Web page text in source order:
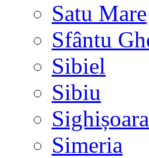
Satu Mare
Sfântu
Sibiel
Sibiu
Sighișoara
Simeria